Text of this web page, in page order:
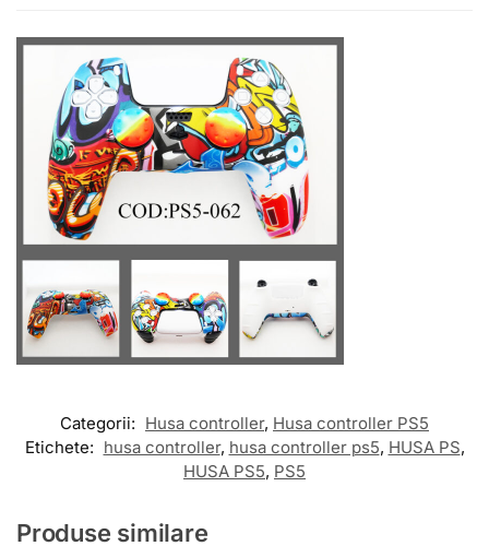
Categorii: Husa controller, Husa controller PS5
Etichete: husa controller, husa controller ps5, HUSA PS,
HUSA PS5, PS5
Produse similare